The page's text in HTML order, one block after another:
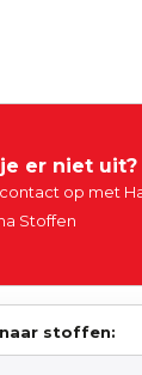
er niet uit?
op met
Stoffen
stoffen: